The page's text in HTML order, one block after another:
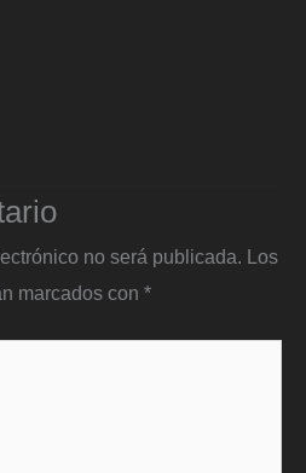
no será publicada. Los
marcados con *